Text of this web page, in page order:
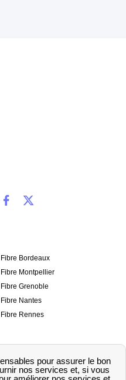
Fibre Bordeaux
Fibre Montpellier
Fibre Grenoble
Fibre Nantes
Fibre Rennes
Mentions légales
Traitement des avis